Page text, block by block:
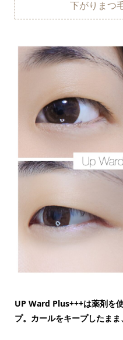
下がりまつ
UP Ward Plus+++は薬剤を
プ。カールをキープしたま